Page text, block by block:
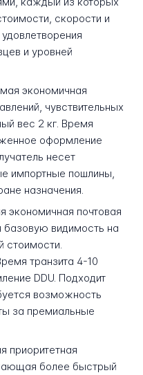
скорости и
и уровней
экономичная
чувствительных
вес 2 кг. Время
оформление
несет
импортные пошлины,
назначения.
экономичная почтовая
видимость на
стоимости.
транзита 4-10
DDU. Подходит
возможность
за премиальные
приоритетная
более быстрый